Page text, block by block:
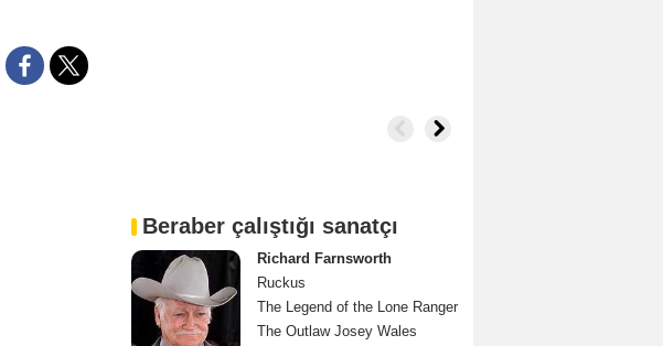
Beraber çalıştığı sanatçı
Richard Farnsworth
Ruckus
The Legend of the Lone Ranger
The Outlaw Josey Wales